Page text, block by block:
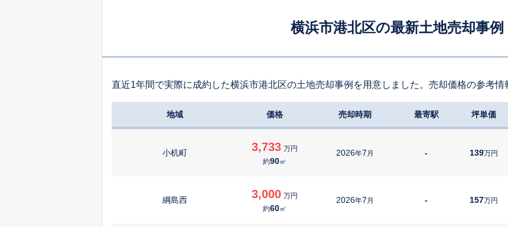
横浜市港北区の最新土地売却事例
直近1年間で実際に成約した横浜市港北区の土地売却事例を用意しました。売却価格の参考情
地域 価格 売却時期 最寄駅 坪単価
小机町 3,733 万円
約90㎡
2026年7 月 - 139万円
綱島西 3,000 万円
約60㎡
2026年7 月 - 157万円